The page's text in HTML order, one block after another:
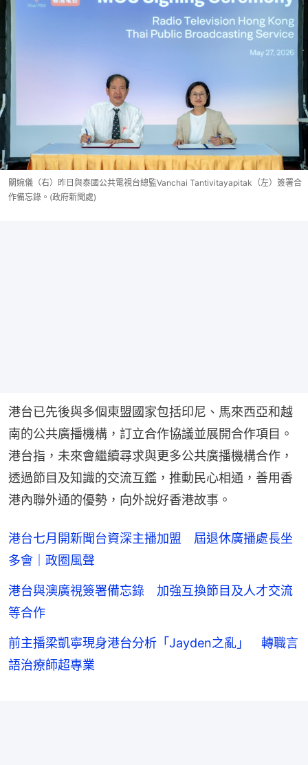
關婉儀（右）昨日與泰國公共電視台總監Vanchai Tantivitayapitak（左）簽署合
作備忘錄。(政府新聞處)
港台已先後與多個東盟國家包括印尼、馬來西亞和越
南的公共廣播機構，訂立合作協議並展開合作項目。
港台指，未來會繼續尋求與更多公共廣播機構合作，
透過節目及知識的交流互鑑，推動民心相通，善用香
港內聯外通的優勢，向外說好香港故事。
港台七月開新聞台資深主播加盟 屆退休廣播處長坐
多會｜政圈風聲
港台與澳廣視簽署備忘錄 加強互換節目及人才交流
等合作
前主播梁凱寧現身港台分析「Jayden之亂」 轉職言
語治療師超專業